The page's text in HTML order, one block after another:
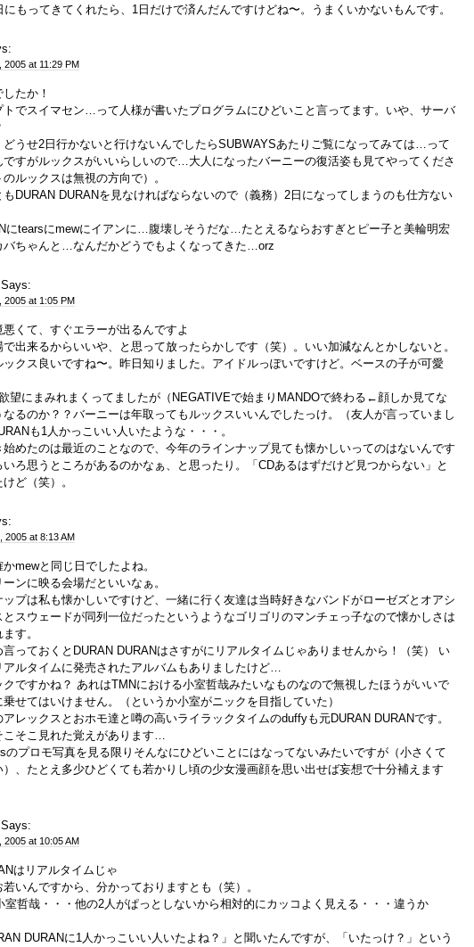
にもってきてくれたら、1日だけで済んだんですけどね〜。うまくいかないもんです。
2005 at 11:29 PM
たか！
トでスイマセン…って人様が書いたプログラムにひどいこと言ってます。いや、サーバ
どうせ2日行かないと行けないんでしたらSUBWAYSあたりご覧になってみては…って
ですがルックスがいいらしいので…大人になったバーニーの復活姿も見てやってくださ
ルックスは無視の方向で）。
DURAN DURANを見なければならないので（義務）2日になってしまうのも仕方ない
にtearsにmewにイアンに…腹壊しそうだな…たとえるならおすぎとピー子と美輪明宏
バちゃんと…なんだかどうでもよくなってきた…orz
2005 at 1:05 PM
くて、すぐエラーが出るんですよ
出来るからいいや、と思って放ったらかしです（笑）。いい加減なんとかしないと。
ックス良いですね〜。昨日知りました。アイドルっぽいですけど。ベースの子が可愛
望にまみれまくってましたが（NEGATIVEで始まりMANDOで終わる←顔しか見てな
なるのか？？バーニーは年取ってもルックスいいんでしたっけ。（友人が言っていまし
も1人かっこいい人いたような・・・。
めたのは最近のことなので、今年のラインナップ見ても懐かしいってのはないんです
ろ思うところがあるのかなぁ、と思ったり。「CDあるはずだけど見つからない」と
ど（笑）。
2005 at 8:13 AM
mewと同じ日でしたよね。
ンに映る会場だといいなぁ。
プは私も懐かしいですけど、一緒に行く友達は当時好きなバンドがローゼズとオアシ
とスウェードが同列一位だったというようなゴリゴリのマンチェっ子なので懐かしさは
す。
言っておくとDURAN DURANはさすがにリアルタイムじゃありませんから！（笑） い
アルタイムに発売されたアルバムもありましたけど…
ですかね？ あれはTMNにおける小室哲哉みたいなものなので無視したほうがいいで
せてはいけません。（というか小室がニックを目指していた）
レックスとおホモ達と噂の高いライラックタイムのduffyも元DURAN DURANです。
こそこ見れた覚えがあります…
のプロモ写真を見る限りそんなにひどいことにはなってないみたいですが（小さくて
）、たとえ多少ひどくても若かりし頃の少女漫画顔を思い出せば妄想で十分補えます
2005 at 10:05 AM
はリアルタイムじゃ
いんですから、分かっておりますとも（笑）。
室哲哉・・・他の2人がぱっとしないから相対的にカッコよく見える・・・違うか
DURANに1人かっこいい人いたよね？」と聞いたんですが、「いたっけ？」という